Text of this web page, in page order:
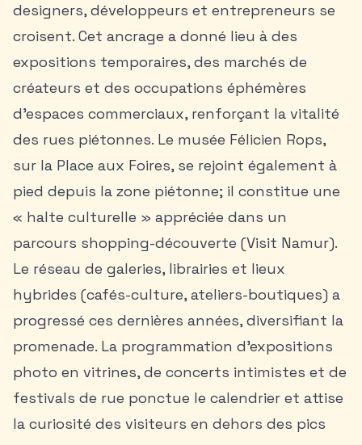
designers, développeurs et entrepreneurs se
croisent. Cet ancrage a donné lieu à des
expositions temporaires, des marchés de
créateurs et des occupations éphémères
d’espaces commerciaux, renforçant la vitalité
des rues piétonnes. Le musée Félicien Rops,
sur la Place aux Foires, se rejoint également à
pied depuis la zone piétonne; il constitue une
« halte culturelle » appréciée dans un
parcours shopping-découverte (Visit Namur).
Le réseau de galeries, librairies et lieux
hybrides (cafés-culture, ateliers-boutiques) a
progressé ces dernières années, diversifiant la
promenade. La programmation d’expositions
photo en vitrines, de concerts intimistes et de
festivals de rue ponctue le calendrier et attise
la curiosité des visiteurs en dehors des pics